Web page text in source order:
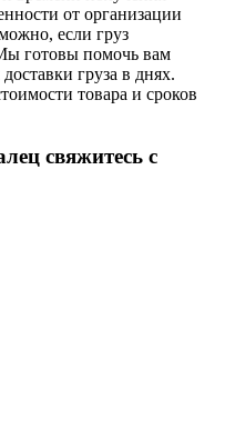
от организации
если груз
готовы помочь вам
груза в днях.
товара и сроков
свяжитесь с